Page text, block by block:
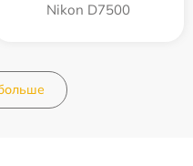
Nikon D7500